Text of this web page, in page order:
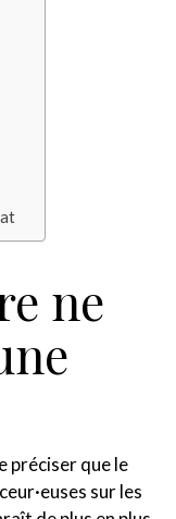
ne
préciser que le
sur les